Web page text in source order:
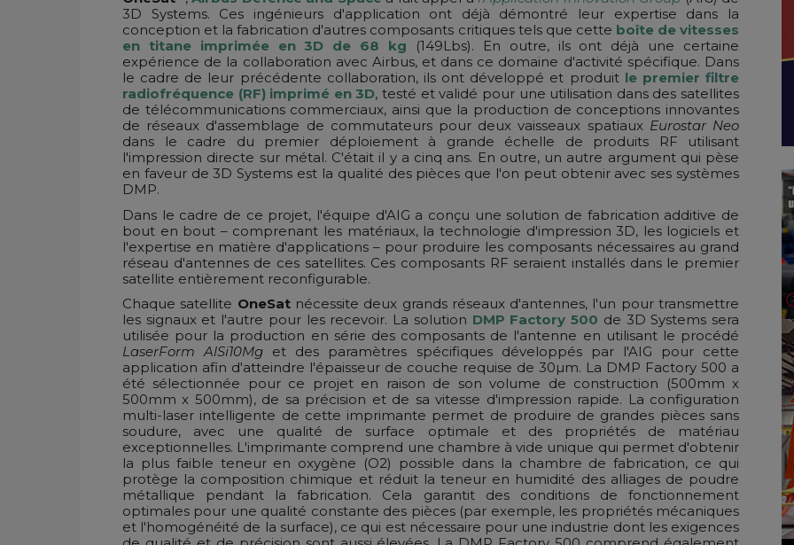
3D Systems. Ces ingénieurs d'application ont déjà démontré leur expertise dans la
conception et la fabrication d'autres composants critiques tels que cette boîte de vitesses
en titane imprimée en 3D de 68 kg (149Lbs). En outre, ils ont déjà une certaine
expérience de la collaboration avec Airbus, et dans ce domaine d'activité spécifique. Dans
le cadre de leur précédente collaboration, ils ont développé et produit le premier filtre
radiofréquence (RF) imprimé en 3D, testé et validé pour une utilisation dans des satellites
de télécommunications commerciaux, ainsi que la production de conceptions innovantes
de réseaux d'assemblage de commutateurs pour deux vaisseaux spatiaux Eurostar Neo
dans le cadre du premier déploiement à grande échelle de produits RF utilisant
l'impression directe sur métal. C'était il y a cinq ans. En outre, un autre argument qui pèse
en faveur de 3D Systems est la qualité des pièces que l'on peut obtenir avec ses systèmes
DMP.
Dans le cadre de ce projet, l'équipe d'AIG a conçu une solution de fabrication additive de
bout en bout – comprenant les matériaux, la technologie d'impression 3D, les logiciels et
l'expertise en matière d'applications – pour produire les composants nécessaires au grand
réseau d'antennes de ces satellites. Ces composants RF seraient installés dans le premier
satellite entièrement reconfigurable.
Chaque satellite OneSatnécessite deux grands réseaux d'antennes, l'un pour transmettre
les signaux et l'autre pour les recevoir. La solution DMP Factory 500 de 3D Systems sera
utilisée pour la production en série des composants de l'antenne en utilisant le procédé
LaserForm AlSi10Mg et des paramètres spécifiques développés par l'AIG pour cette
application afin d'atteindre l'épaisseur de couche requise de 30µm. La DMP Factory 500 a
été sélectionnée pour ce projet en raison de son volume de construction (500mm x
500mm x 500mm), de sa précision et de sa vitesse d'impression rapide. La configuration
multi-laser intelligente de cette imprimante permet de produire de grandes pièces sans
soudure, avec une qualité de surface optimale et des propriétés de matériau
exceptionnelles. L'imprimante comprend une chambre à vide unique qui permet d'obtenir
la plus faible teneur en oxygène (O2) possible dans la chambre de fabrication, ce qui
protège la composition chimique et réduit la teneur en humidité des alliages de poudre
métallique pendant la fabrication. Cela garantit des conditions de fonctionnement
optimales pour une qualité constante des pièces (par exemple, les propriétés mécaniques
et l'homogénéité de la surface), ce qui est nécessaire pour une industrie dont les exigences